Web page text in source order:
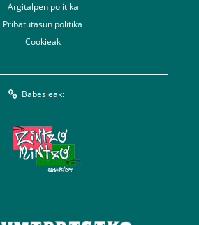
Argitalpen politika
Pribatutasun politika
Cookieak
Babesleak: